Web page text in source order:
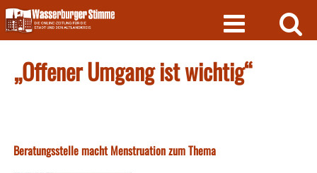
Skip
to
content
„Offener Umgang ist wichtig“
Beratungsstelle macht Menstruation zum Thema